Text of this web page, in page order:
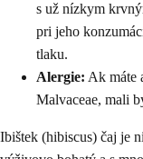
s už nízkym
pri jeho
tlaku.
Alergie: Ak máte
Malvaceae, mali
Ibištek (hibiscus) čaj je